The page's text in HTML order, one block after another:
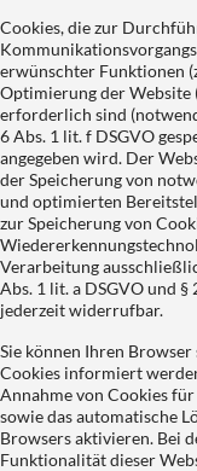
Cookies, die zur
erwünschter Funktionen
Optimierung der Website
erforderlich sind
6 Abs. 1 lit. f DSGVO
angegeben wird. Der
der Speicherung von
und optimierten
zur Speicherung von
Verarbeitung
Abs. 1 lit. a DSGVO und
jederzeit widerrufbar.
Sie können Ihren Browser
Cookies informiert
Annahme von Cookies
sowie das automatische
Browsers aktivieren. Bei
Funktionalität dieser